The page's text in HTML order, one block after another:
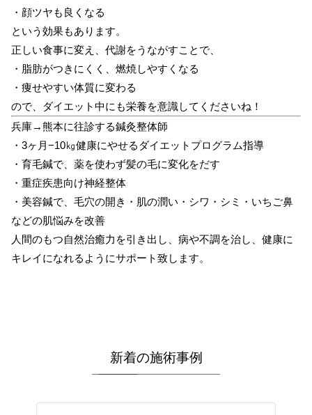
・顔ツヤも良くなる
という効果もあります。
正しい食事に変え、代謝をうながすことで、
・脂肪がつきにくく、燃焼しやすくなる
・痩せやすい体質に変わる
ので、ダイエット中にも栄養を意識してくださいね！
兵庫→熊本に往診する鍼灸整体師
・3ヶ月−10㎏健康にやせるダイエットプログラム指導
・育毛鍼で、薬を使わず髪の毛に変化をだす
・重症疾患向け神経整体
・美容鍼で、毛穴の開き・肌の潤い・シワ・シミ・いちご鼻
などの肌悩みを改善
人間のもつ自然治癒力を引き出し、病や不調を治し、健康に
キレイになれるようにサポート致します。
新着の施術事例